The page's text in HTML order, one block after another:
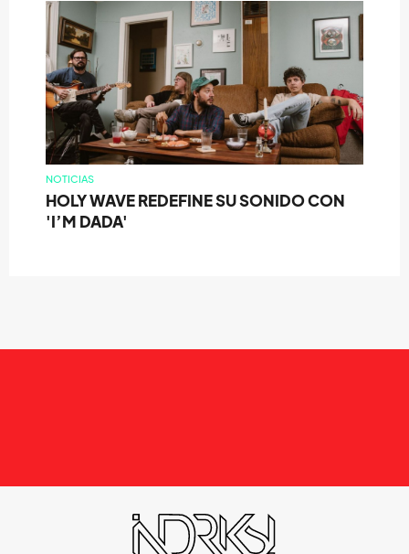
NOTICIAS
HOLY WAVE REDEFINE SU SONIDO CON
'I’M DADA'